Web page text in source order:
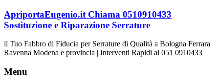
Vai
al
contenuto
ApriportaEugenio.it Chiama 0510910433
Sostituzione e Riparazione Serrature
il Tuo Fabbro di Fiducia per Serrature di Qualità a Bologna Ferrara
Ravenna Modena e provincia | Interventi Rapidi al 051 0910433
Menu